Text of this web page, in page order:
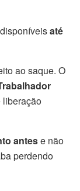
até
ao saque. O
liberação
antese não
perdendo